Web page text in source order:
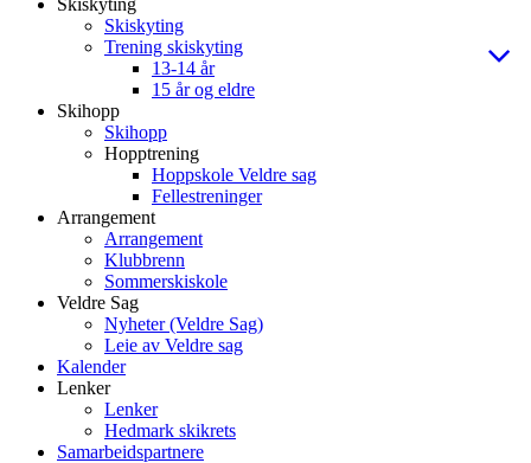
Skiskyting
Trening skiskyting
13-14 år
15 år og eldre
Skihopp
Skihopp
Hopptrening
Hoppskole Veldre sag
Fellestreninger
Arrangement
Arrangement
Klubbrenn
Sommerskiskole
Veldre Sag
Nyheter (Veldre Sag)
Leie av Veldre sag
Kalender
Lenker
Lenker
Hedmark skikrets
Samarbeidspartnere